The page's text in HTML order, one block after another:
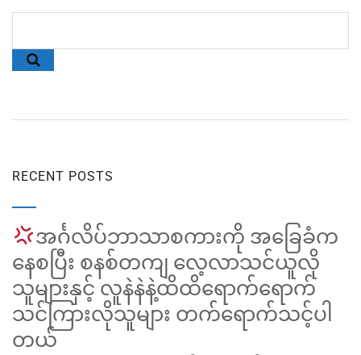
RECENT POSTS
အင်္ဂလိပ်ဘာသာစကားကို အခြေခံက
နေစပြီး စနစ်တကျ လေ့လာသင်ယူလို
သူများနှင့် လူနဲနဲနဲ့ထိထိရောက်ရောက်
သင်ကြားလိုသူများ တက်ရောက်သင့်ပါ
တယ်